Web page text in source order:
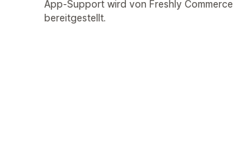
App-Support wird von Freshly Commerce
bereitgestellt.